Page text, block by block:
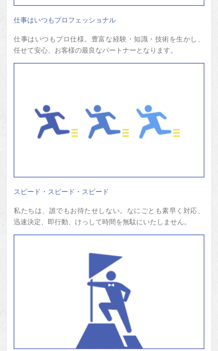
仕事はいつもプロフェッショナル
仕事はいつもプロ仕様。豊富な経験・知識・技術を生かし、
任せて安心、お客様の最良なパートナーとなります。
スピード・スピード・スピード
私たちは、誰でもお待たせしない。なにごとも素早く対応、
迅速決定、即行動、けっして時間を無駄にいたしません。